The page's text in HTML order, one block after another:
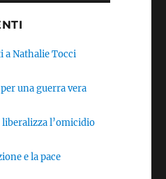
a Nathalie Tocci
una guerra vera
liberalizza l’omicidio
e la pace